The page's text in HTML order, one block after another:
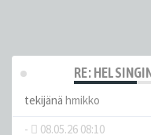
RE:
tekijänä hmikko
-
08.05.26 08:10